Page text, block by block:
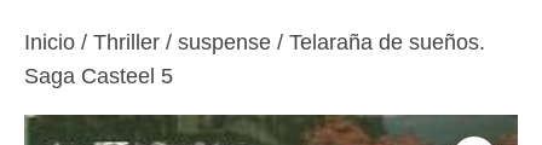
Inicio / Thriller / suspense / Telaraña de sueños.
Saga Casteel 5